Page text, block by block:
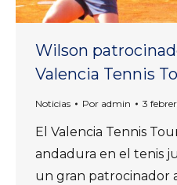
Wilson
Valencia Tennis
Noticias Por admin 3
El Valencia Tennis
andadura en el tenis
un gran patrocinador